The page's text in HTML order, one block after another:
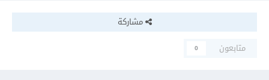
مشاركة
متابعون
0